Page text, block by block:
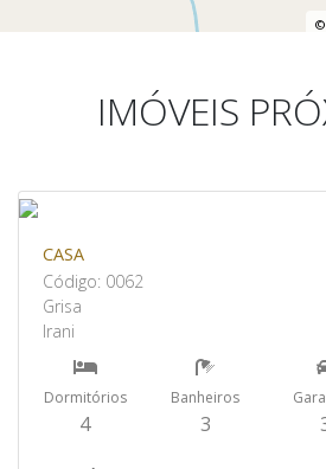
©
IMÓVEIS
CASA
Código: 0062
Grisa
Irani
Dormitórios
4
Banheiros
3